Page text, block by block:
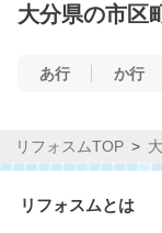
大分県の市区
あ行 か行
リフォスムTOP
リフォスムとは